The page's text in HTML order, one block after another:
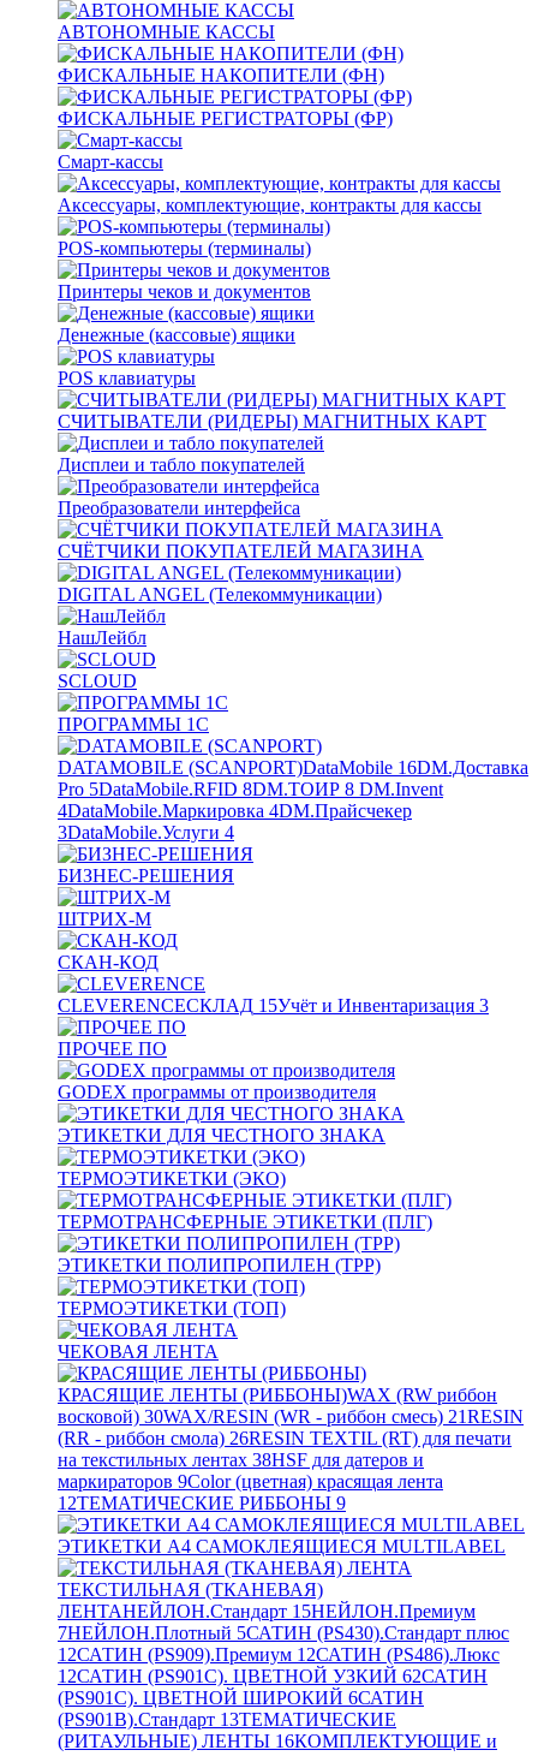
АВТОНОМНЫЕ КАССЫ
ФИСКАЛЬНЫЕ НАКОПИТЕЛИ (ФН)
ФИСКАЛЬНЫЕ РЕГИСТРАТОРЫ (ФР)
Смарт-кассы
Аксессуары, комплектующие, контракты для кассы
POS-компьютеры (терминалы)
Принтеры чеков и документов
Денежные (кассовые) ящики
POS клавиатуры
СЧИТЫВАТЕЛИ (РИДЕРЫ) МАГНИТНЫХ КАРТ
Дисплеи и табло покупателей
Преобразователи интерфейса
СЧЁТЧИКИ ПОКУПАТЕЛЕЙ МАГАЗИНА
DIGITAL ANGEL (Телекоммуникации)
НашЛейбл
SCLOUD
ПРОГРАММЫ 1С
DATAMOBILE (SCANPORT)DataMobile 16DM.Доставка
Pro 5DataMobile.RFID 8DM.ТОИР 8 DM.Invent
4DataMobile.Маркировка 4DM.Прайсчекер
3DataMobile.Услуги 4
БИЗНЕС-РЕШЕНИЯ
ШТРИХ-М
СКАН-КОД
CLEVERENCEСКЛАД 15Учёт и Инвентаризация 3
ПРОЧЕЕ ПО
GODEX программы от производителя
ЭТИКЕТКИ ДЛЯ ЧЕСТНОГО ЗНАКА
ТЕРМОЭТИКЕТКИ (ЭКО)
ТЕРМОТРАНСФЕРНЫЕ ЭТИКЕТКИ (ПЛГ)
ЭТИКЕТКИ ПОЛИПРОПИЛЕН (TPP)
ТЕРМОЭТИКЕТКИ (ТОП)
ЧЕКОВАЯ ЛЕНТА
КРАСЯЩИЕ ЛЕНТЫ (РИББОНЫ)WAX (RW риббон
восковой) 30WAX/RESIN (WR - риббон смесь) 21RESIN
(RR - риббон смола) 26RESIN TEXTIL (RT) для печати
на текстильных лентах 38HSF для датеров и
маркираторов 9Color (цветная) красящая лента
12ТЕМАТИЧЕСКИЕ РИББОНЫ 9
ЭТИКЕТКИ А4 САМОКЛЕЯЩИЕСЯ MULTILABEL
ТЕКСТИЛЬНАЯ (ТКАНЕВАЯ)
ЛЕНТАНЕЙЛОН.Стандарт 15НЕЙЛОН.Премиум
7НЕЙЛОН.Плотный 5САТИН (PS430).Стандарт плюс
12САТИН (PS909).Премиум 12САТИН (PS486).Люкс
12САТИН (PS901C). ЦВЕТНОЙ УЗКИЙ 62САТИН
(PS901C). ЦВЕТНОЙ ШИРОКИЙ 6САТИН
(PS901B).Стандарт 13ТЕМАТИЧЕСКИЕ
(РИТАУЛЬНЫЕ) ЛЕНТЫ 16КОМПЛЕКТУЮЩИЕ и